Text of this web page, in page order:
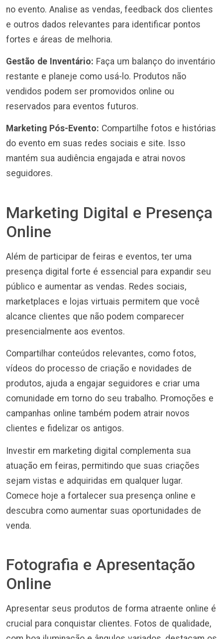
no evento. Analise as vendas, feedback dos clientes
e outros dados relevantes para identificar pontos
fortes e áreas de melhoria.
Gestão de Inventário: Faça um balanço do inventário
restante e planeje como usá-lo. Produtos não
vendidos podem ser promovidos online ou
reservados para eventos futuros.
Marketing Pós-Evento: Compartilhe fotos e histórias
do evento em suas redes sociais e site. Isso
mantém sua audiência engajada e atrai novos
seguidores.
Marketing Digital e Presença
Online
Além de participar de feiras e eventos, ter uma
presença digital forte é essencial para expandir seu
público e aumentar as vendas. Redes sociais,
marketplaces e lojas virtuais permitem que você
alcance clientes que não podem comparecer
presencialmente aos eventos.
Compartilhar conteúdos relevantes, como fotos,
vídeos do processo de criação e novidades de
produtos, ajuda a engajar seguidores e criar uma
comunidade em torno do seu trabalho. Promoções e
campanhas online também podem atrair novos
clientes e fidelizar os antigos.
Investir em marketing digital complementa sua
atuação em feiras, permitindo que suas criações
sejam vistas e adquiridas em qualquer lugar.
Comece hoje a fortalecer sua presença online e
descubra como aumentar suas oportunidades de
venda.
Fotografia e Apresentação
Online
Apresentar seus produtos de forma atraente online é
crucial para conquistar clientes. Fotos de qualidade,